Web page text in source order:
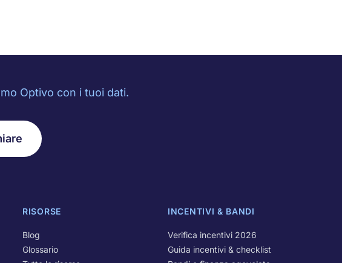
Optivo con i tuoi dati.
RISORSE
Blog
Glossario
INCENTIVI & BANDI
Verifica incentivi 2026
Guida incentivi & checklist